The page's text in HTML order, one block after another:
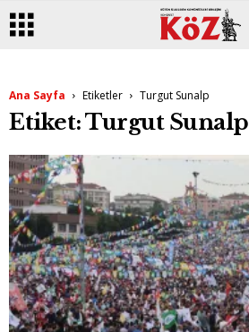
Ana Sayfa Etiketler Turgut Sunalp
Etiket: Turgut Sunalp